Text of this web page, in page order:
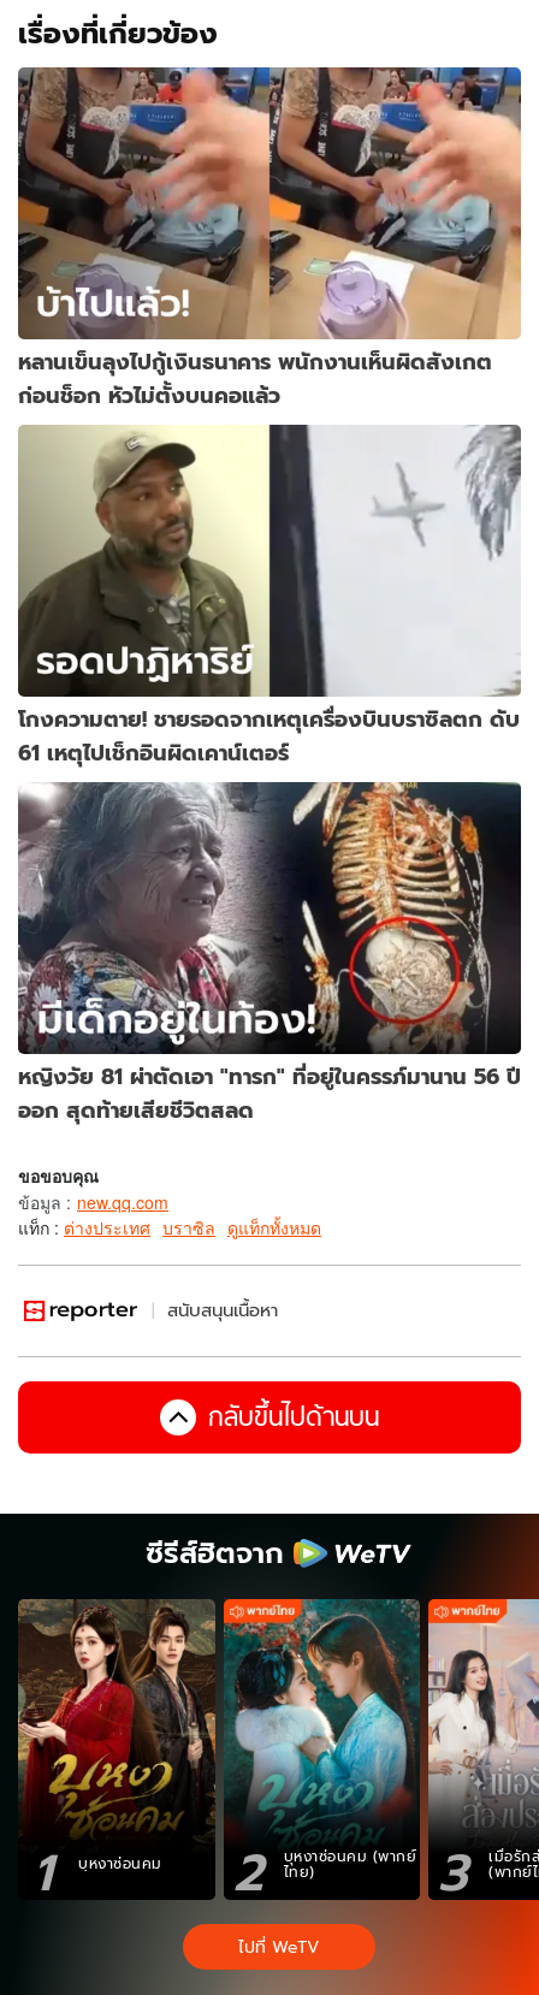
เรื่องที่เกี่ยวข้อง
หลานเข็นลุงไปกู้เงินธนาคาร พนักงานเห็นผิดสังเกต
ก่อนช็อก หัวไม่ตั้งบนคอแล้ว
โกงความตาย! ชายรอดจากเหตุเครื่องบินบราซิลตก ดับ
61 เหตุไปเช็กอินผิดเคาน์เตอร์
หญิงวัย 81 ผ่าตัดเอา "ทารก" ที่อยู่ในครรภ์มานาน 56 ปี
ออก สุดท้ายเสียชีวิตสลด
ขอขอบคุณ
ข้อมูล : new.qq.com
แท็ก : ต่างประเทศ บราซิล ดูแท็กทั้งหมด
สนับสนุนเนื้อหา
กลับขึ้นไปด้านบน
ซีรีส์ฮิตจาก
1 บุหงาซ่อนคม 2 บุหงาซ่อนคม (พากย์
ไทย) 3 เมื่อรัก
(พากย์
ไปที่ WeTV